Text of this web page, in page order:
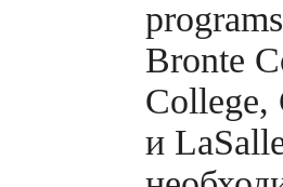
Bronte
College,
и